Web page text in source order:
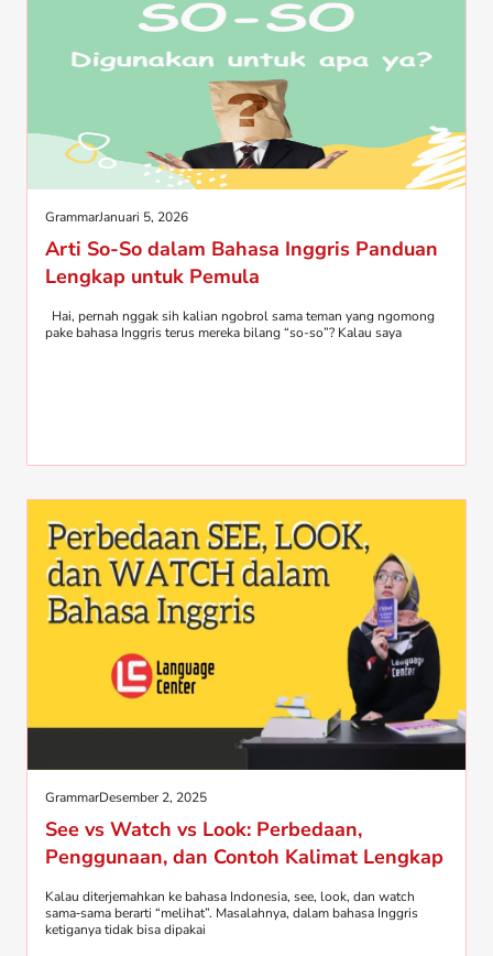
GrammarJanuari 5, 2026
Arti So-So dalam Bahasa Inggris Panduan
Lengkap untuk Pemula
Hai, pernah nggak sih kalian ngobrol sama teman yang ngomong
pake bahasa Inggris terus mereka bilang “so-so”? Kalau saya
GrammarDesember 2, 2025
See vs Watch vs Look: Perbedaan,
Penggunaan, dan Contoh Kalimat Lengkap
Kalau diterjemahkan ke bahasa Indonesia, see, look, dan watch
sama‑sama berarti “melihat”. Masalahnya, dalam bahasa Inggris
ketiganya tidak bisa dipakai